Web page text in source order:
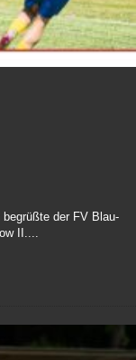
der FV Blau-
II....